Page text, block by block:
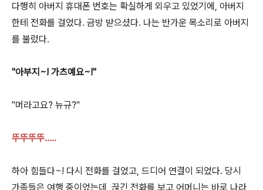
다행히 아버지 휴대폰 번호는 확실하게 외우고 있었기에, 아버지
한테 전화를 걸었다. 금방 받으셨다. 나는 반가운 목소리로 아버지
를 불렀다.
"아부지~! 가츠예요~!"
"머라고요? 뉴규?"
뚜뚜뚜뚜.....
하아 힘들다~! 다시 전화를 걸었고, 드디어 연결이 되었다. 당시
가족들은 여행 중이었는데, 끊긴 전화를 보고 어머니는 바로 나라